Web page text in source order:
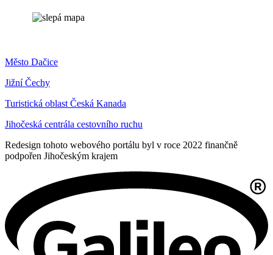
Město Dačice
Jižní Čechy
Turistická oblast Česká Kanada
Jihočeská centrála cestovního ruchu
Redesign tohoto webového portálu byl v roce 2022 finančně
podpořen Jihočeským krajem